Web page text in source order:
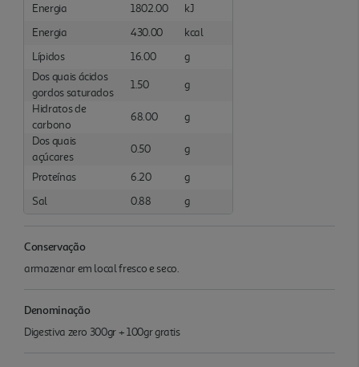
Energia
1802.00
kJ
Energia
430.00
kcal
Lípidos
16.00
g
Dos quais ácidos
gordos saturados
1.50
g
Hidratos de
carbono
68.00
g
Dos quais
açúcares
0.50 g
Proteínas 6.20
g
Sal
0.88 g
Conservação
armazenar em local fresco e seco.
Denominação
Digestiva zero 300gr + 100gr gratis